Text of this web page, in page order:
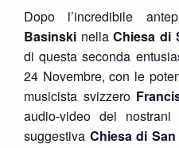
Dopo l’incredibile
Basinski nellaChiesa di
di questa seconda
24 Novembre, con le
musicista svizzero
audio-video dei nostrani
suggestiva Chiesa di